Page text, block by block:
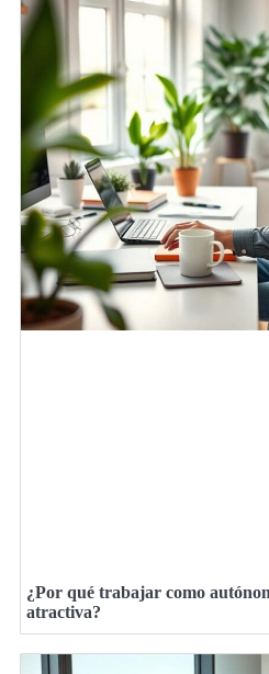
¿Por qué trabajar como
atractiva?